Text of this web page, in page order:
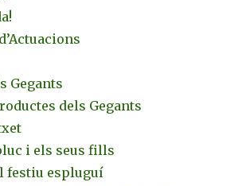
Gegants
dels Gegants
i els seus fills
festiu espluguí